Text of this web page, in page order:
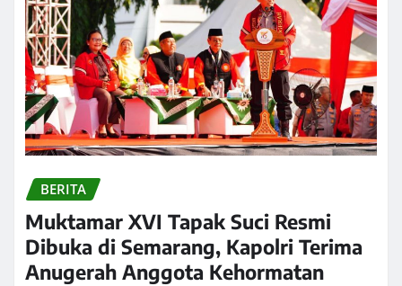
BERITA
Muktamar XVI Tapak Suci Resmi
Dibuka di Semarang, Kapolri Terima
Anugerah Anggota Kehormatan